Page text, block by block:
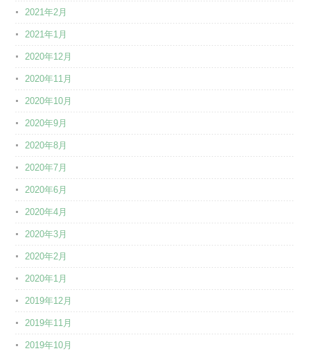
2021年2月
2021年1月
2020年12月
2020年11月
2020年10月
2020年9月
2020年8月
2020年7月
2020年6月
2020年4月
2020年3月
2020年2月
2020年1月
2019年12月
2019年11月
2019年10月